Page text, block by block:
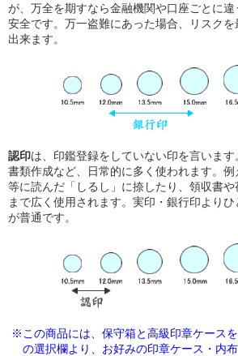
が、万全を期すなら金融機関や口座ごとに
安全です。万一盗難にあった場合、リスク
出来ます。
認印は、印鑑登録をしていない印を言いま
書類作成など、日常的に多く使われます。
等に読んだ「しるし」に捺したり、領収書
まで広く使用されます。実印・銀行印より
が普通です。
※この商品には、保守箱と高級印章ケース
の選択欄より、 お好みの印章ケース・内